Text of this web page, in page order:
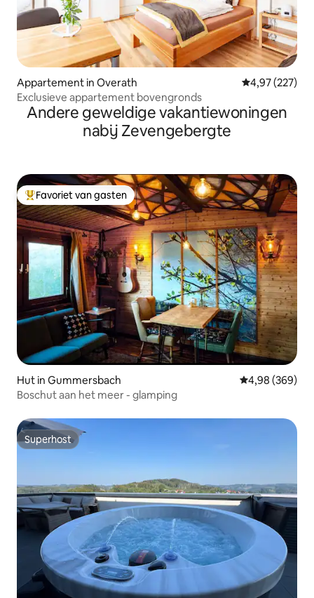
Appartement in Overath Gemiddelde
4,97 (227)
Exclusieve appartement bovengronds
Andere geweldige vakantiewoningen
nabij Zevengebergte
Topfavoriet van gasten
Favoriet van gasten
Hut in Gummersbach Gemiddelde
4,98 (369)
Boschut aan het meer - glamping
Superhost
Superhost